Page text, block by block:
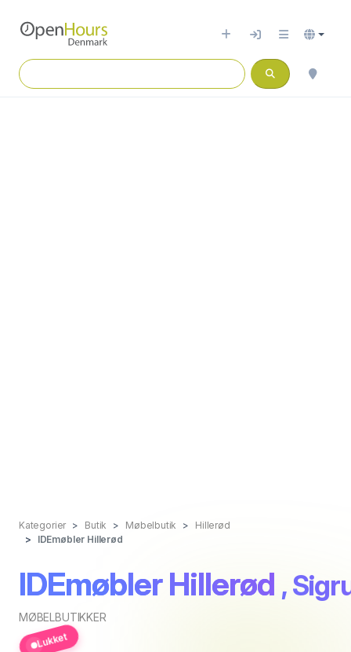
Kategorier Butik Møbelbutik
Hillerød
IDEmøbler Hillerød
IDEmøbler Hillerød ,
MØBELBUTIKKER
Lukket